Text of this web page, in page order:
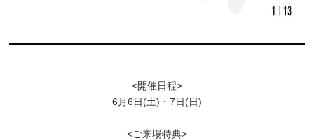
<開催日程>
6月6日(土)・7日(日)
<ご来場特典>